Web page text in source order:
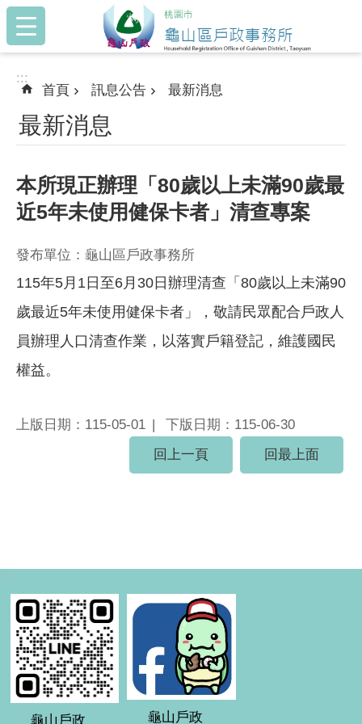
跳到主要內容區塊
:::
:::
首頁 訊息公告 最新消息
最新消息
本所現正辦理「80歲以上未滿90歲最
近5年未使用健保卡者」清查專案
發布單位：龜山區戶政事務所
115年5月1日至6月30日辦理清查「80歲以上未滿90
歲最近5年未使用健保卡者」，敬請民眾配合戶政人
員辦理人口清查作業，以落實戶籍登記，維護國民
權益。
上版日期：115-05-01
下版日期：115-06-30
回上一頁
回最上面
:::
龜山戶政 龜山戶政